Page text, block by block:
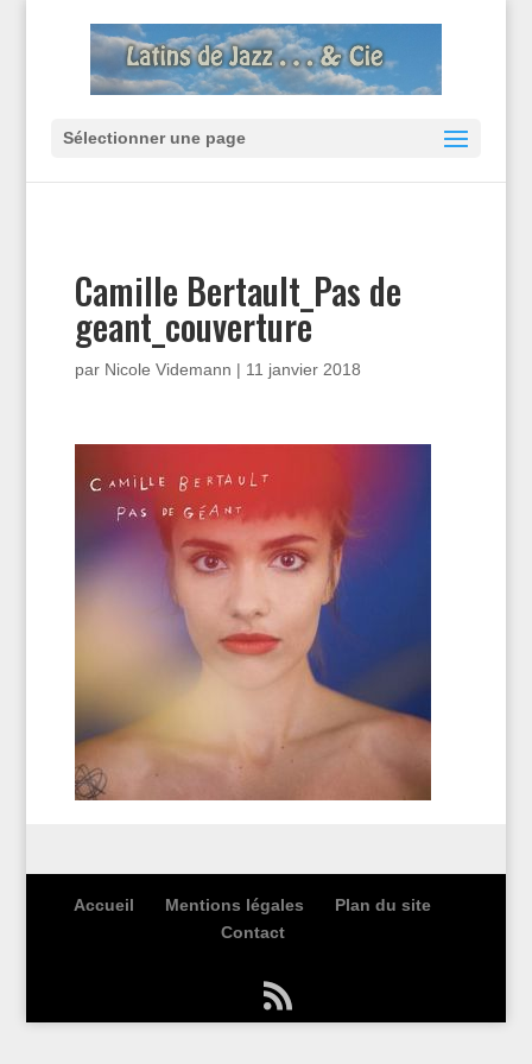
Sélectionner une page
Camille Bertault_Pas de
geant_couverture
par Nicole Videmann | 11 janvier 2018
Accueil Mentions légales
Plan du site
Contact